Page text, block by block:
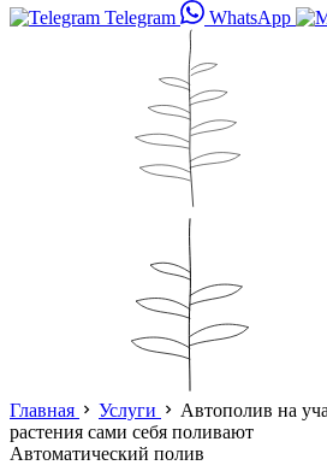
Telegram
WhatsApp
Главная Услуги
Автополив на
растения сами себя поливают
Автоматический полив